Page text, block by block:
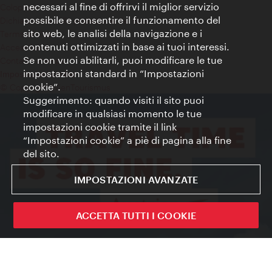
Colophon
Dichiarazione sulla protezione dei dati
Terms of Use
Accessibilità
Contatto stampa
Impostazioni cookie
© Copyright WienTourismus
necessari al fine di offrirvi il miglior servizio
possibile e consentire il funzionamento del
sito web, le analisi della navigazione e i
contenuti ottimizzati in base ai tuoi interessi.
Se non vuoi abilitarli, puoi modificare le tue
impostazioni standard in “Impostazioni
cookie”.
Suggerimento: quando visiti il sito puoi
modificare in qualsiasi momento le tue
impostazioni cookie tramite il link
“Impostazioni cookie” a piè di pagina alla fine
del sito.
IMPOSTAZIONI AVANZATE
ACCETTA TUTTI I COOKIE